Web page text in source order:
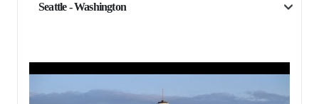
Seattle - Washington